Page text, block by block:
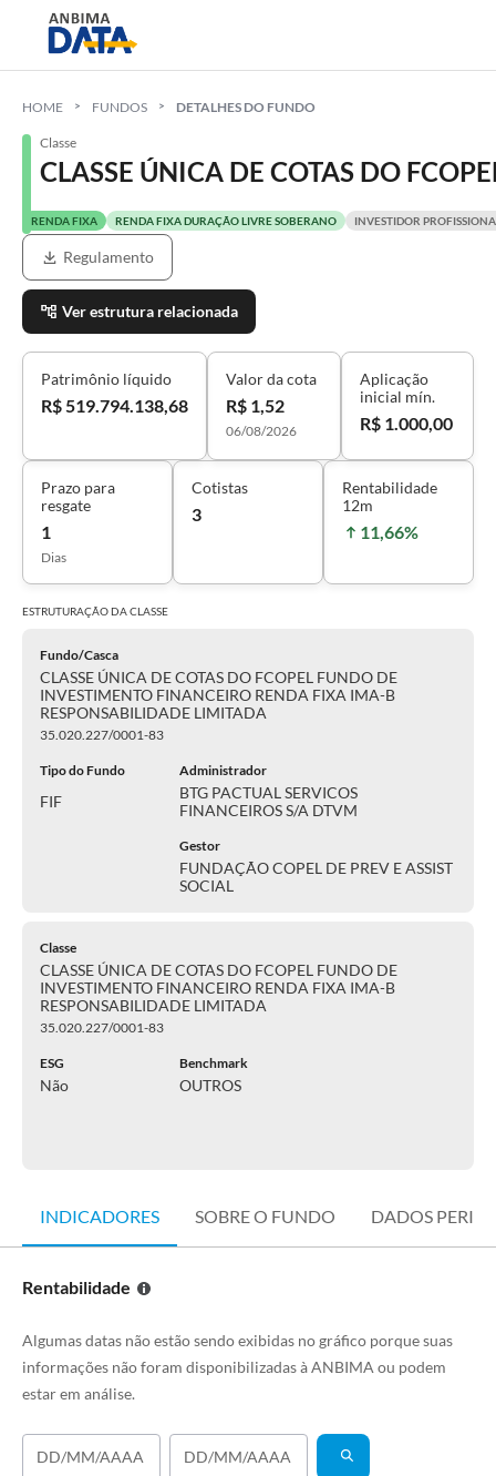
HOME FUNDOS DETALHES DO FUNDO
Classe
CLASSE ÚNICA DE COTAS DO
RENDA FIXA RENDA FIXA DURAÇÃO LIVRE SOBERANO INVESTIDOR
Regulamento
Ver estrutura relacionada
Patrimônio líquido
R$ 519.794.138,68
Valor da cota
R$ 1,52
06/08/2026
Aplicação
inicial mín.
R$ 1.000,00
Prazo para
resgate
1
Dias
Cotistas
3
Rentabilidade
12m
11,66%
ESTRUTURAÇÃO DACLASSE
Fundo/Casca
CLASSE ÚNICA DE COTAS DO FCOPEL FUNDO DE
INVESTIMENTO FINANCEIRO RENDA FIXA IMA-B
RESPONSABILIDADE LIMITADA
35.020.227/0001-83
Tipo do Fundo
FIF
Administrador
BTG PACTUAL SERVICOS
FINANCEIROS S/A DTVM
Gestor
FUNDAÇÃO COPEL DE PREV E ASSIST
SOCIAL
Classe
CLASSE ÚNICA DE COTAS DO FCOPEL FUNDO DE
INVESTIMENTO FINANCEIRO RENDA FIXA IMA-B
RESPONSABILIDADE LIMITADA
35.020.227/0001-83
ESG
Não
Benchmark
OUTROS
INDICADORES SOBRE O FUNDO DADOS
Rentabilidade
Algumas datas não estão sendo exibidas no gráfico porque suas
informações não foram disponibilizadas à ANBIMA ou podem
estar em análise.